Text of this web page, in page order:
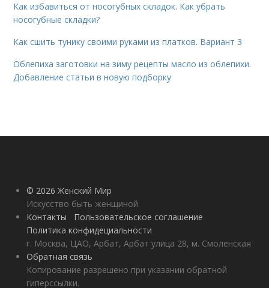
Как избавиться от носогубных складок. Как убрать
носогубные складки?
Как сшить тунику своими руками из платков. Вариант 3
Облепиха заготовки на зиму рецепты масло из облепихи.
Добавление статьи в новую подборку
© 2026 Женский Мир
Искусство быть женщиной
Контакты
Пользовательское соглашение
Политика конфидециальности
г. Москва, ЦАО, Арбат, Арбат улица 28, м. Смоленская
Обратная связь
Копирование разрешено при указании обратной
гиперссылки.